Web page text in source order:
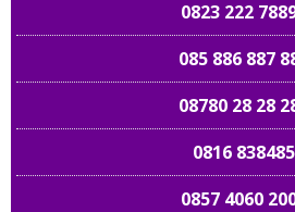
0823 222
085 886 887
08780 28 28
0816 838485
0857 4060